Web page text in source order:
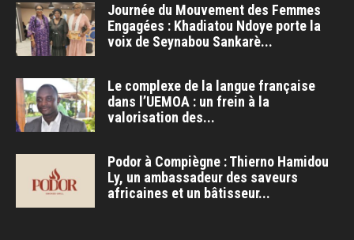
Journée du Mouvement des Femmes
Engagées : Khadiatou Ndoye porte la
voix de Seynabou Sankarè...
Le complexe de la langue française
dans l’UEMOA : un frein à la
valorisation des...
Podor à Compiègne : Thierno Hamidou
Ly, un ambassadeur des saveurs
africaines et un bâtisseur...